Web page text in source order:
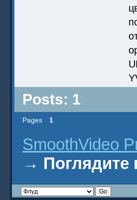
Posts: 1
Pages 1
SmoothVideo
→ Поглядите